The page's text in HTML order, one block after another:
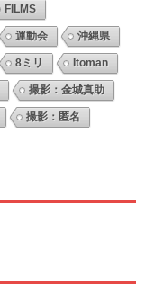
FILMS
運動会 沖縄県
8ミリ Itoman
撮影：金城真助
撮影：匿名